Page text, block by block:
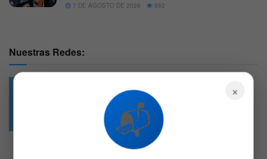
7 DE AGOSTO DE 2026 582
Nuestras Redes:
4.7k
Followers
×
📬